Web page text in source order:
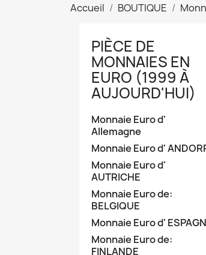
Accueil BOUTIQUE
PIÈCE DE
MONNAIES EN
EURO (1999 À
AUJOURD'HUI)
Monnaie Euro d'
Allemagne
Monnaie Euro d'
Monnaie Euro d'
AUTRICHE
Monnaie Euro de:
BELGIQUE
Monnaie Euro d'
Monnaie Euro de:
FINLANDE